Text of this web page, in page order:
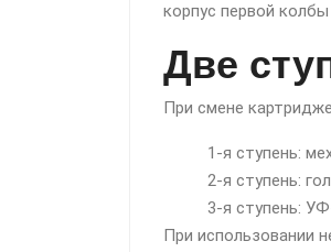
корпус первой
Две
При смене
1-я ступень:
2-я ступень:
3-я ступень:
При использовании